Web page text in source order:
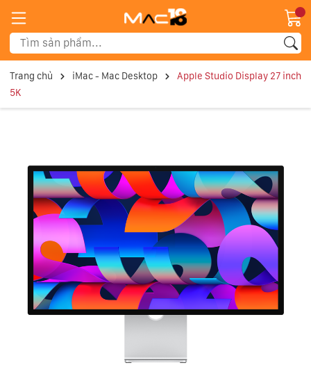
Trang chủ iMac - Mac Desktop
Apple Studio Display 27 inch
5K